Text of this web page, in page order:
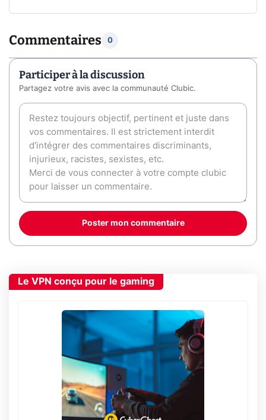
Commentaires 0
Participer à la discussion
Partagez votre avis avec la communauté Clubic.
Poster mon commentaire
Le VPN conçu pour le gaming